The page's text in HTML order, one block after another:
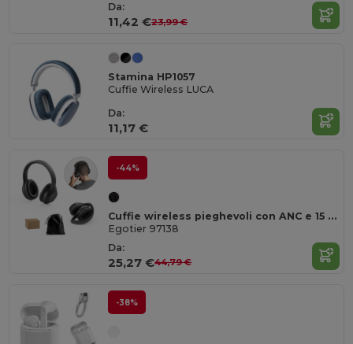
Da:
11,42 €23,99 €
Stamina HP1057
Cuffie Wireless LUCA
Da:
11,17 €
-44%
Cuffie wireless pieghevoli con ANC e 15 ore di autonomia in ABS riciclato (100% rABS
Egotier 97138
Da:
25,27 €44,79 €
-38%